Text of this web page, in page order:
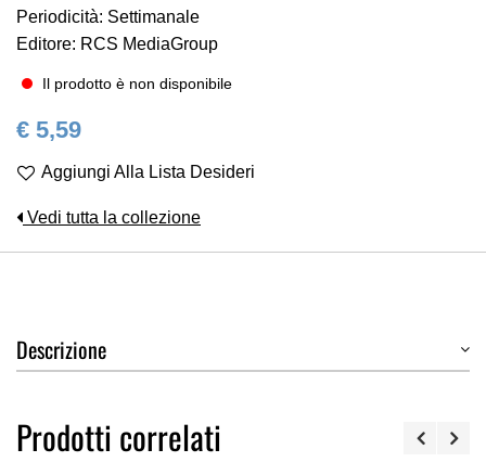
Periodicità: Settimanale
Editore: RCS MediaGroup
Il prodotto è non disponibile
€ 5,59
Aggiungi Alla Lista Desideri
Vedi tutta la collezione
Descrizione
Prodotti correlati